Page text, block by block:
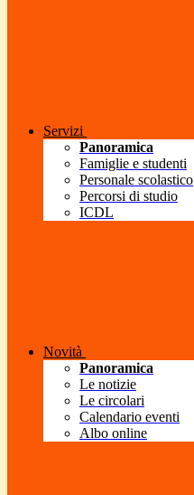
Servizi
Panoramica
Famiglie e studenti
Personale scolastico
Percorsi di studio
ICDL
Novità
Panoramica
Le notizie
Le circolari
Calendario eventi
Albo online